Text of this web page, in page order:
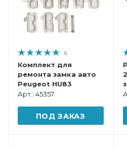
6
Комплект для
ремонта замка авто
Peugeot HU83
Арт.: 45357
ПОД ЗАКАЗ